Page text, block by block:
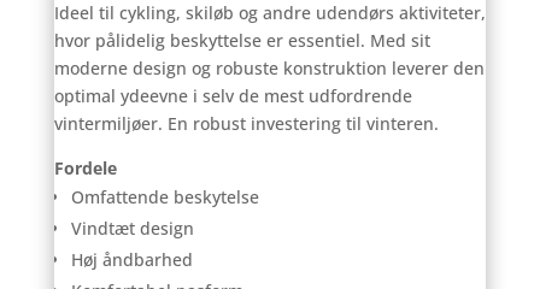
Ideel til cykling, skiløb og andre udendørs aktiviteter,
hvor pålidelig beskyttelse er essentiel. Med sit
moderne design og robuste konstruktion leverer den
optimal ydeevne i selv de mest udfordrende
vintermiljøer. En robust investering til vinteren.
Fordele
Omfattende beskytelse
Vindtæt design
Høj åndbarhed